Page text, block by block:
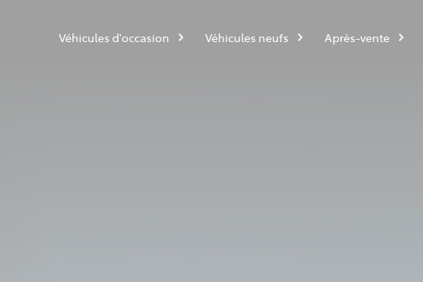
Véhicules d'occasion Véhicules neufs Après-vente